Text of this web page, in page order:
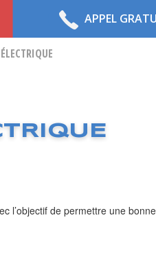
APPEL
l’objectif de permettre une